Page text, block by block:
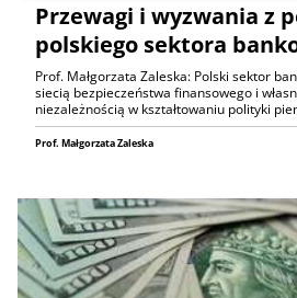
Przewagi i wyzwania z
polskiego sektora
Prof. Małgorzata Zaleska: Polski sektor
siecią bezpieczeństwa finansowego i
niezależnością w kształtowaniu polityki
Prof. Małgorzata Zaleska